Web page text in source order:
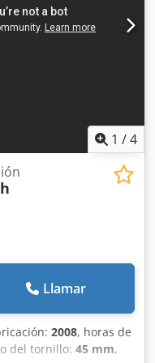
con 2 posiciones
de presión con 5
La máquina se
fijación y el uso de la
1 /4
Llamar
2008, horas de
del tornillo: 45 mm,